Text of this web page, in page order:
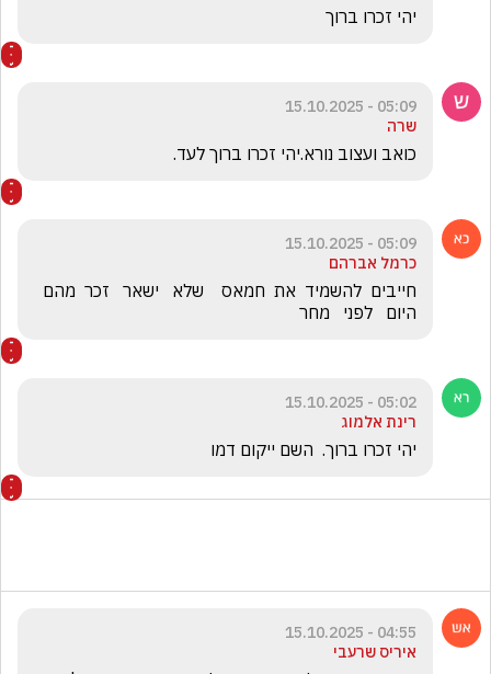
יהי זכרו ברוך
05:09 - 15.10.2025
שרה
כואב ועצוב נורא.יהי זכרו ברוך לעד.
05:09 - 15.10.2025
כרמל אברהם
היום   לפני   מחר
05:02 - 15.10.2025
רינת אלמוג
יהי זכרו ברוך.  השם ייקום דמו
04:55 - 15.10.2025
איריס שרעבי